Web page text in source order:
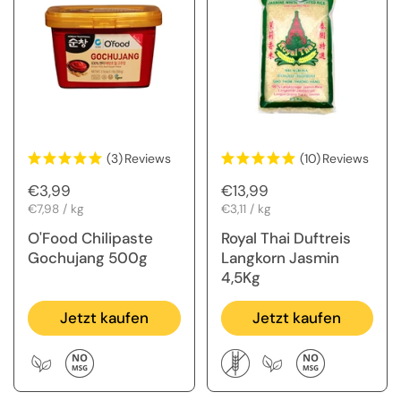
(3)Reviews
Regulärer Preis
€3,99
Stückpreis
€7,98 / kg
O'Food Chilipaste
Gochujang 500g
Jetzt kaufen
(10)Reviews
Regulärer Preis
€13,99
Stückpreis
€3,11 / kg
Royal Thai Duftreis
Langkorn Jasmin
4,5Kg
Jetzt kaufen